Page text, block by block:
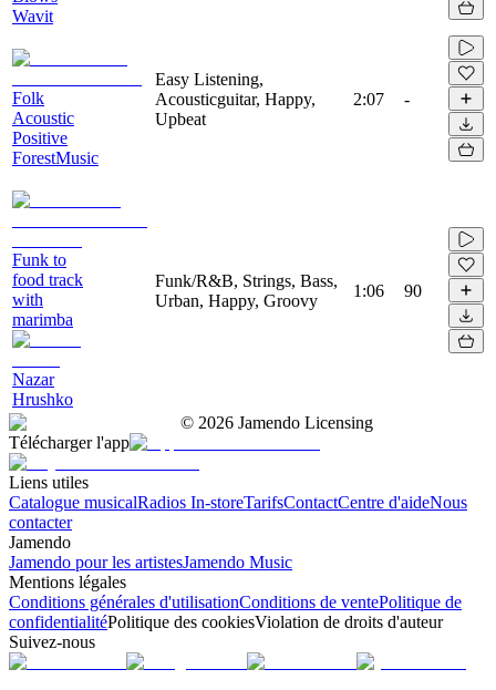
Wavit
Folk
Acoustic
Positive
ForestMusic
Easy Listening,
Acousticguitar, Happy,
Upbeat
2:07 -
Funk to
food track
with
marimba
Nazar
Hrushko
Funk/R&B, Strings, Bass,
Urban, Happy, Groovy
1:06 90
© 2026 Jamendo Licensing
Télécharger l'app
Liens utiles
Catalogue musicalRadios In-storeTarifsContactCentre d'aideNous
contacter
Jamendo
Jamendo pour les artistesJamendo Music
Mentions légales
Conditions générales d'utilisationConditions de ventePolitique de
confidentialitéPolitique des cookiesViolation de droits d'auteur
Suivez-nous